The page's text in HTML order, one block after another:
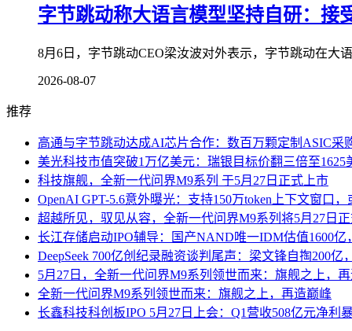
字节跳动称大语言模型坚持自研：接
8月6日，字节跳动CEO梁汝波对外表示，字节跳动在大
2026-08-07
推荐
高通与字节跳动达成AI芯片合作：数百万颗定制ASIC采
美光科技市值突破1万亿美元：瑞银目标价翻三倍至
科技旗舰，全新一代问界M9系列 于5月27日正式上市
OpenAI GPT-5.6意外曝光：支持150万token上下文窗口
超越所见，驭见从容，全新一代问界M9系列将5月27日
长江存储启动IPO辅导：国产NAND唯一IDM估值1600亿
DeepSeek 700亿创纪录融资谈判尾声：梁文锋自掏200
5月27日，全新一代问界M9系列领世而来：旗舰之上，
全新一代问界M9系列领世而来：旗舰之上，再造巅峰
长鑫科技科创板IPO 5月27日上会：Q1营收508亿元净利